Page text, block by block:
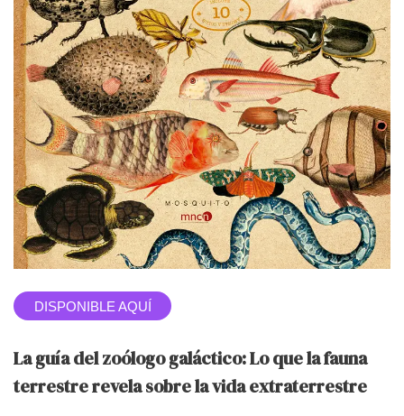
DISPONIBLE AQUÍ
La guía del zoólogo galáctico: Lo que la fauna
terrestre revela sobre la vida extraterrestre